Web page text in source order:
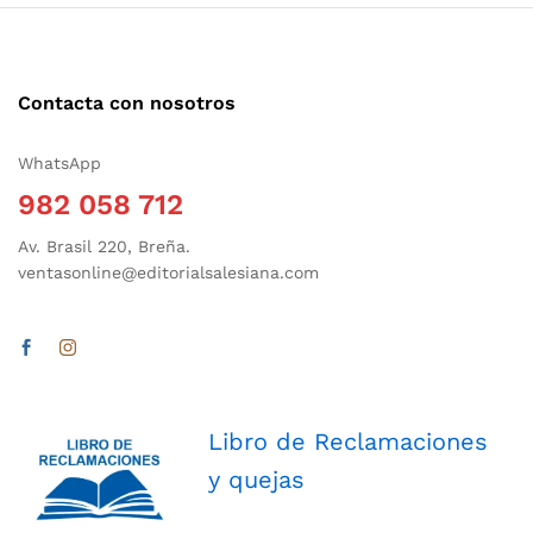
Contacta con nosotros
WhatsApp
982 058 712
Av. Brasil 220, Breña.
ventasonline@editorialsalesiana.com
Libro de Reclamaciones
y quejas